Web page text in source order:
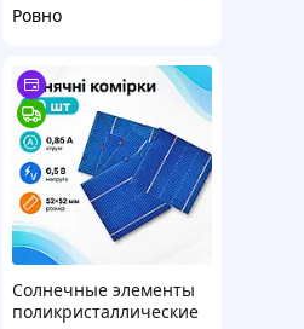
Ровно
Солнечные элементы
поликристаллические